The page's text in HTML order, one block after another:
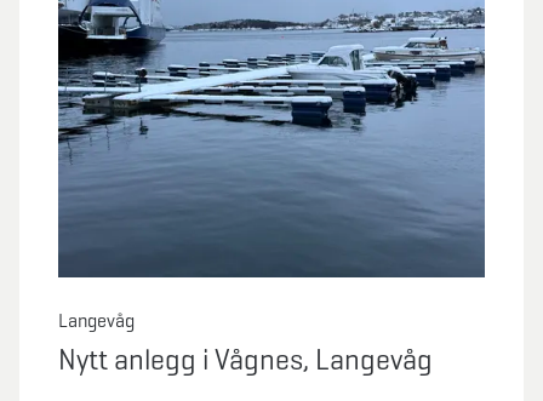
Langevåg
Nytt anlegg i Vågnes, Langevåg